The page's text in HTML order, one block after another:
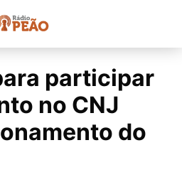
participar
no CNJ
do